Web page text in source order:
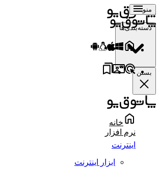
منو
دسته‌بندی‌ها
بستن
خانه
نرم افزار
اینترنت
ابزار اینترنت